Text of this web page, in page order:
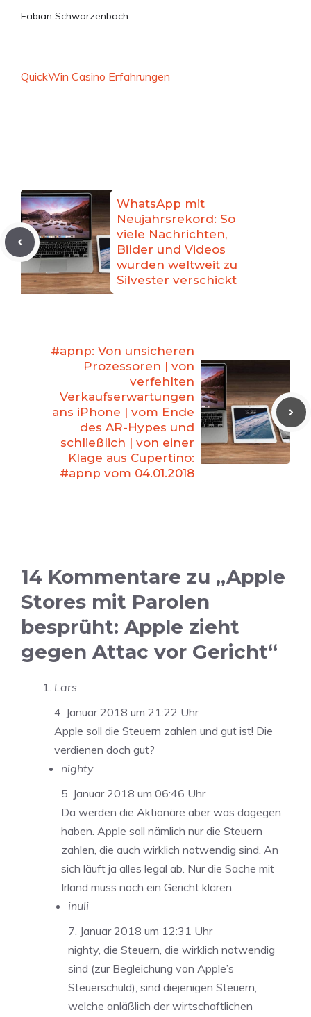
Fabian Schwarzenbach
QuickWin Casino Erfahrungen
WhatsApp mit
Neujahrsrekord: So
viele Nachrichten,
Bilder und Videos
wurden weltweit zu
Silvester verschickt
#apnp: Von unsicheren
Prozessoren | von
verfehlten
Verkaufserwartungen
ans iPhone | vom Ende
des AR-Hypes und
schließlich | von einer
Klage aus Cupertino:
#apnp vom 04.01.2018
14 Kommentare zu „Apple
Stores mit Parolen
besprüht: Apple zieht
gegen Attac vor Gericht“
Lars
4. Januar 2018 um 21:22 Uhr
Apple soll die Steuern zahlen und gut ist! Die
verdienen doch gut?
nighty
5. Januar 2018 um 06:46 Uhr
Da werden die Aktionäre aber was dagegen
haben. Apple soll nämlich nur die Steuern
zahlen, die auch wirklich notwendig sind. An
sich läuft ja alles legal ab. Nur die Sache mit
Irland muss noch ein Gericht klären.
inuli
7. Januar 2018 um 12:31 Uhr
nighty, die Steuern, die wirklich notwendig
sind (zur Begleichung von Apple’s
Steuerschuld), sind diejenigen Steuern,
welche anläßlich der wirtschaftlichen